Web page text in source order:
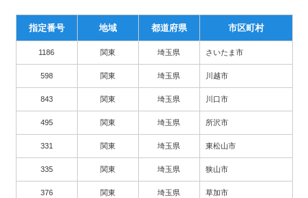
指定番号 地域 都道府県 市区町村
1186 関東 埼玉県 さいたま市
598 関東 埼玉県 川越市
843 関東 埼玉県 川口市
495 関東 埼玉県 所沢市
331 関東 埼玉県 東松山市
335 関東 埼玉県 狭山市
376 関東 埼玉県 草加市